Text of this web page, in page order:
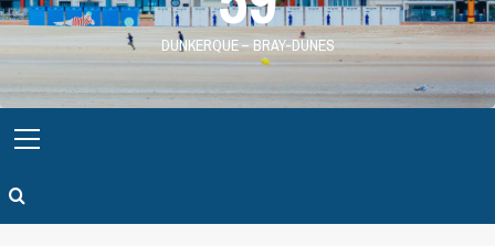
DUNKERQUE – BRAY-DUNES
Menu